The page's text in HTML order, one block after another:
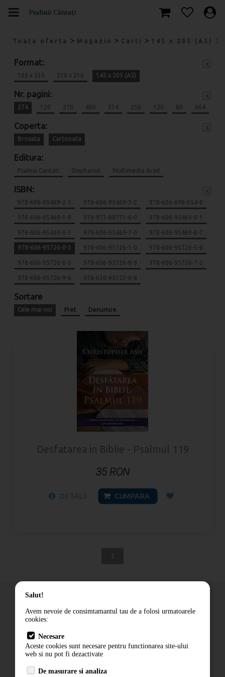
Toata oferta > Magazin > Carti > 145 x 205 (A5)
Format:
165 x 235 210 x 210 145 x 205 (A5)
Nr. pagini:
274 120 270 400 334 256 120 80 664
Coperta:
Brosata Cartonata
Editura:
Psalmii Cantati Stephanus Multimedia Arad
ISBN:
978-606-95469-2-5 978-606-95469-3-2 978-606-698-054-8
978-606-95469-1-8 978-973-88771-6-0 978-606-95469-0-1
978-606-95469-6-3 978-606-95469-7-0 978-606-95469-8-7
978-606-95726-0-3 978-606-95726-1-0 978-606-95726-5-8
978-606-95726-6-5 978-606-95726-8-9 978-606-95726-7-2
978-606-95726-9-6 978-630-95153-0-8
Sortare
Cele mai noi Pret Denumire
Desfatarea in Biblie - Psalmul 119
35 RON
DETALII CUMPARA
Cum comand
Livrare
Contact
Salut!
Avem nevoie de consimtamantul tau de a folosi urmatoarele
cookies:
Necesare
Aceste cookies sunt necesare pentru functionarea site-ului
web si nu pot fi dezactivate
De masurare si analiza